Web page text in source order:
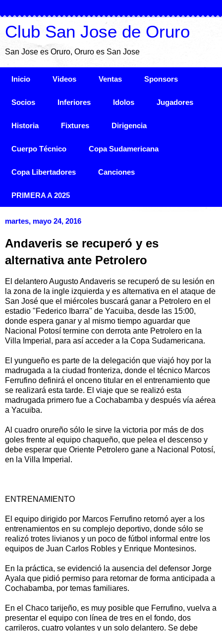
Club San Jose de Oruro
San Jose es Oruro, Oruro es San Jose
Inicio Videos Ventas Sponsors
Socios Inferiores Idolos Jugadores
Historia Fixtures Dirigencia
Cuerpo Técnico Copa Sudamericana
Copa Libertadores Canciones
PRIMERA A 2025
martes, mayo 24, 2016
Andaveris se recuperó y es
alternativa ante Petrolero
El delantero Augusto Andaveris se recuperó de su lesión en
la zona de la ingle izquierda y es alternativa en el ataque de
San José que el miércoles buscará ganar a Petrolero en el
estadio "Federico Ibarra" de Yacuiba, desde las 15:00,
donde espera ganar y al mismo tiempo aguardar que
Nacional Potosí termine con derrota ante Petrolero en la
Villa Imperial, para así acceder a la Copa Sudamericana.
El yungueño es parte de la delegación que viajó hoy por la
madrugada a la ciudad fronteriza, donde el técnico Marcos
Ferrufino definirá el onceno titular en el entrenamiento que
se realizará esta tarde. El viaje que se realizó esta
madrugada primero fue a Cochabamba y después vía aérea
a Yacuiba.
Al cuadro orureño sólo le sirve la victoria por más de dos
goles frente al equipo chaqueño, que pelea el descenso y
debe esperar que Oriente Petrolero gane a Nacional Potosí,
en la Villa Imperial.
ENTRENAMIENTO
El equipo dirigido por Marcos Ferrufino retornó ayer a los
entrenamientos en su complejo deportivo, donde sólo se
realizó trotes livianos y un poco de fútbol informal entre los
equipos de Juan Carlos Robles y Enrique Montesinos.
En la práctica, se evidenció la ausencia del defensor Jorge
Ayala que pidió permiso para retornar de forma anticipada a
Cochabamba, por temas familiares.
En el Chaco tarijeño, es muy posible que Ferrufino, vuelva a
presentar el equipo con línea de tres en el fondo, dos
carrileros, cuatro volantes y un solo delantero. Se debe